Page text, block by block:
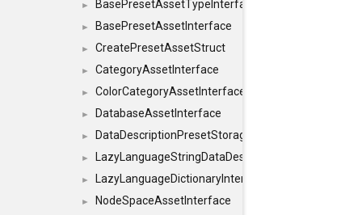
► BasePresetAssetTypeInterface
► BasePresetAssetInterface
► CreatePresetAssetStruct
► CategoryAssetInterface
► ColorCategoryAssetInterface
► DatabaseAssetInterface
► DataDescriptionPresetStorageInterface
►
► LazyLanguageDictionaryInterface
► NodeSpaceAssetInterface